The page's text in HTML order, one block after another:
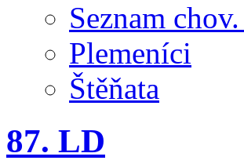
Seznam
Plemeníci
Štěňata
87. LD